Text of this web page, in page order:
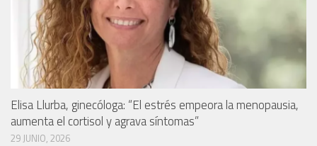
Elisa Llurba, ginecóloga: “El estrés empeora la menopausia,
aumenta el cortisol y agrava síntomas”
29 JUNIO, 2026